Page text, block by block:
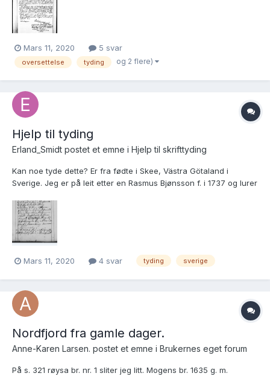
i byen Lanckorona er nevnt o...
Mars 11, 2020 5 svar
oversettelse tyding og 2 flere)
Hjelp til tyding
Erland_Smidt postet et emne i Hjelp til skrifttyding
Kan noe tyde dette? Er fra fødte i Skee, Västra Götaland i
Sverige. Jeg er på leit etter en Rasmus Bjønsson f. i 1737 og lurer
https://sok.riksarkivet.se/bildvisning/C0042126_00140#?
c=&m=&s=&cv=139&xywh=312%2C2850%2C2514%2C1626
Erland Smidt
Mars 11, 2020 4 svar tyding sverige
Nordfjord fra gamle dager.
Anne-Karen Larsen. postet et emne i Brukernes eget forum
På s. 321 røysa br. nr. 1 sliter jeg litt. Mogens br. 1635 g. m.